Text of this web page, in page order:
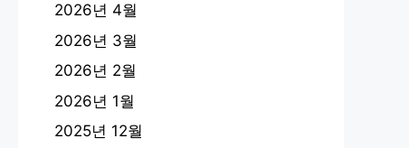
2026년 4월
2026년 3월
2026년 2월
2026년 1월
2025년 12월